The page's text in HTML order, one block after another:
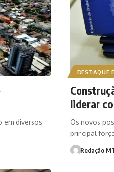
em diversos
DESTAQUE
liderar
Os novos
principal
Redação